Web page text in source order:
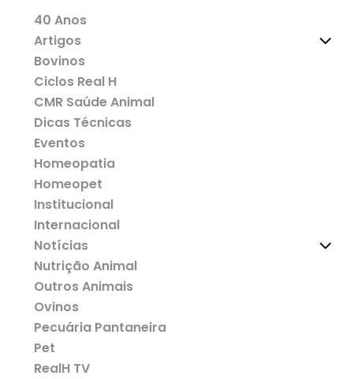
40 Anos
Artigos
Bovinos
Ciclos Real H
CMR Saúde Animal
Dicas Técnicas
Eventos
Homeopatia
Homeopet
Institucional
Internacional
Notícias
Nutrição Animal
Outros Animais
Ovinos
Pecuária Pantaneira
Pet
RealH TV